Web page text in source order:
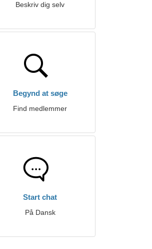
Beskriv dig selv
Begynd at søge
Find medlemmer
Start chat
På Dansk